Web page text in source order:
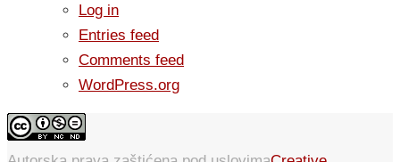
Log in
Entries feed
Comments feed
WordPress.org